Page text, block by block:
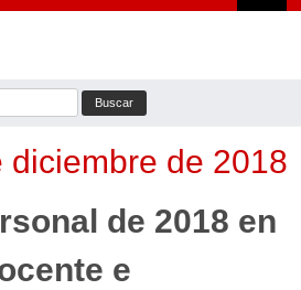
diciembre de 2018
de 2018 en
e